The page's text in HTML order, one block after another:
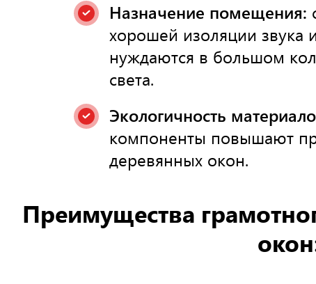
Назначение помещения:
хорошей изоляции звука
нуждаются в большом
света.
Экологичность
компоненты повышают
деревянных окон.
Преимущества